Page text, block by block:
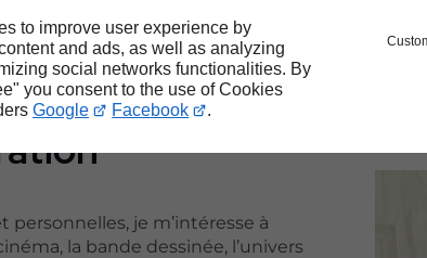
to improve user experience by
and ads, as well as analyzing
social networks functionalities. By
you consent to the use of Cookies
Google Facebook .
je m’intéresse à
la bande dessinée, l’univers